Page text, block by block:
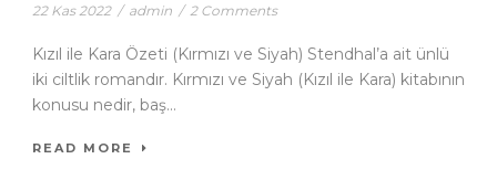
22 Kas 2022 / admin / 2 Comments
Kızıl ile Kara Özeti (Kırmızı ve Siyah) Stendhal’a ait ünlü
iki ciltlik romandır. Kırmızı ve Siyah (Kızıl ile Kara) kitabının
konusu nedir, baş...
READ MORE